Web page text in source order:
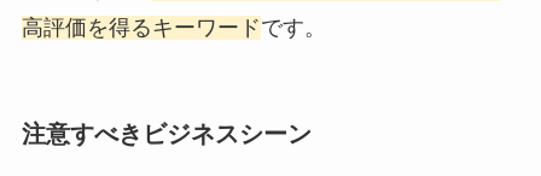
高評価を得るキーワードです。
注意すべきビジネスシーン